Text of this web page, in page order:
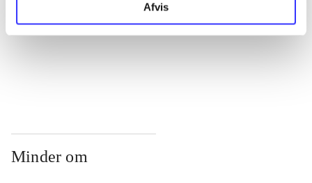
Afvis
Minder om